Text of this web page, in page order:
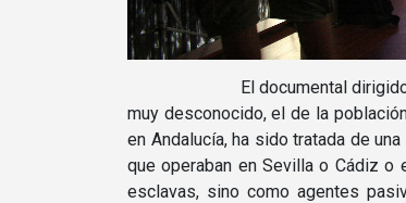
El documental dirigido por
muy desconocido, el de la
en Andalucía, ha sido tratada de
que operaban en Sevilla o Cádiz o
esclavas, sino como agentes